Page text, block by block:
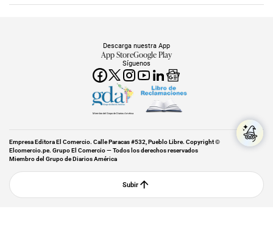
Síguenos
Descarga nuestra App
App StoreGoogle Play
Miembro del Grupo de Diarios América
Empresa Editora El Comercio. Calle Paracas #532, Pueblo Libre. Copyright ©
Elcomercio.pe. Grupo El Comercio — Todos los derechos reservados
Miembro del Grupo de Diarios América
Subir